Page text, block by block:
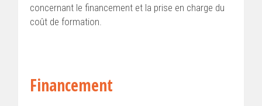
concernant le financement et la prise en charge du
coût de formation.
Financement